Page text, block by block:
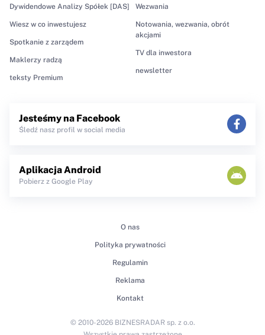
Dywidendowe Analizy Spółek [DAS]
Wiesz w co inwestujesz
Spotkanie z zarządem
Maklerzy radzą
teksty Premium
Wezwania
Notowania, wezwania, obrót
akcjami
TV dla inwestora
newsletter
Jesteśmy na Facebook
Śledź nasz profil w social media
Aplikacja Android
Pobierz z Google Play
O nas
Polityka prywatności
Regulamin
Reklama
Kontakt
© 2010-2026 BIZNESRADAR sp. z o.o.